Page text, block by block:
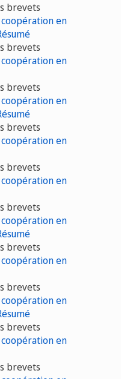
brevets
en
brevets
en
brevets
en
brevets
en
brevets
en
brevets
en
brevets
en
brevets
en
brevets
en
brevets